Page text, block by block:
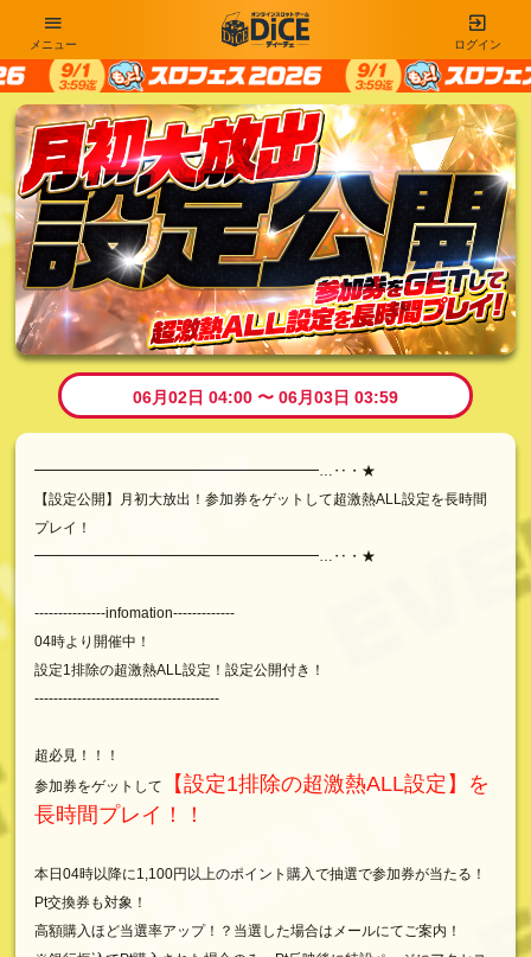
ログイン
メニュー
06月02日 04:00 〜 06月03日 03:59
━━━━━━━━━━━━━━━━━━━━…‥・★
【設定公開】月初大放出！参加券をゲットして超激熱ALL設定を長時間
プレイ！
━━━━━━━━━━━━━━━━━━━━…‥・★
---------------infomation-------------
04時より開催中！
設定1排除の超激熱ALL設定！設定公開付き！
---------------------------------------
超必見！！！
参加券をゲットして
【設定1排除の超激熱ALL設定】を
長時間プレイ！！
本日04時以降に1,100円以上のポイント購入で抽選で参加券が当たる！
Pt交換券も対象！
高額購入ほど当選率アップ！？当選した場合はメールにてご案内！